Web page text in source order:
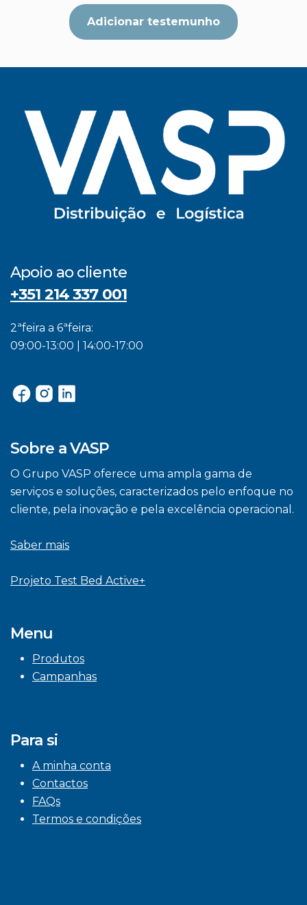
Adicionar testemunho
Apoio ao cliente
+351 214 337 001
2ªfeira a 6ªfeira:
09:00-13:00 | 14:00-17:00
Sobre a VASP
O Grupo VASP oferece uma ampla gama de
serviços e soluções, caracterizados pelo enfoque no
cliente, pela inovação e pela excelência operacional.
Saber mais
Projeto Test Bed Active+
Menu
Produtos
Campanhas
Para si
A minha conta
Contactos
FAQs
Termos e condições